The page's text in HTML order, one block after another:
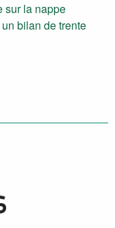
sur la nappe
bilan de trente